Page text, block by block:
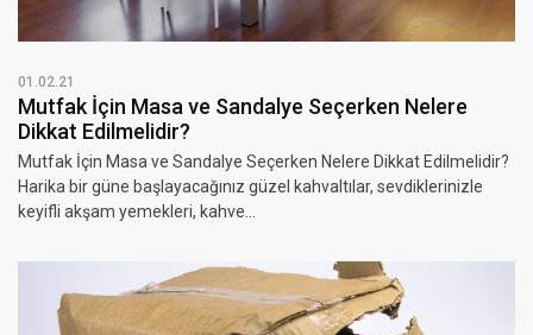
01.02.21
Mutfak İçin Masa ve Sandalye Seçerken Nelere
Dikkat Edilmelidir?
Mutfak İçin Masa ve Sandalye Seçerken Nelere Dikkat Edilmelidir?
Harika bir güne başlayacağınız güzel kahvaltılar, sevdiklerinizle
keyifli akşam yemekleri, kahve...